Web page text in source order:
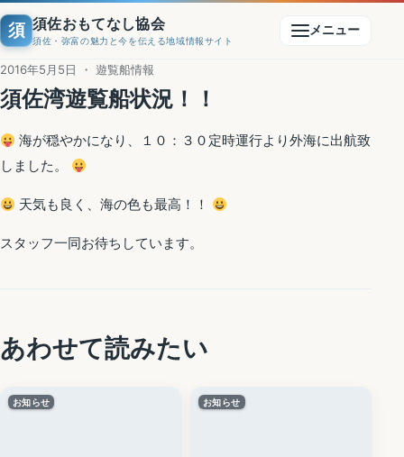
須 須佐おもてなし協会
須佐・弥富の魅力と今を伝える地域情報サイト
メニュー
2016年5月5日 ・ 遊覧船情報
須佐湾遊覧船状況！！
海が穏やかになり、１０：３０定時運行より外海に出航致
しました。
天気も良く、海の色も最高！！
スタッフ一同お待ちしています。
あわせて読みたい
お知らせ お知らせ